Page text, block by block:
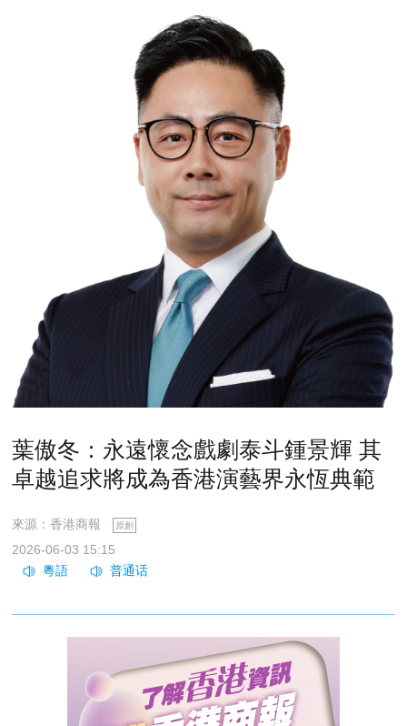
葉傲冬：永遠懷念戲劇泰斗鍾景輝 其
卓越追求將成為香港演藝界永恆典範
來源：香港商報 原創
2026-06-03 15:15